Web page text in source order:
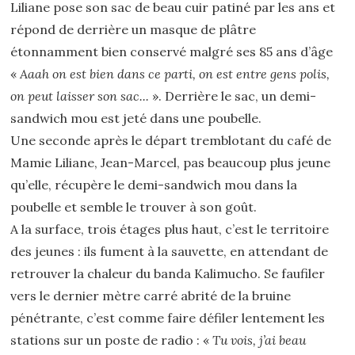
Liliane pose son sac de beau cuir patiné par les ans et
répond de derrière un masque de plâtre
étonnamment bien conservé malgré ses 85 ans d’âge
« Aaah on est bien dans ce parti, on est entre gens polis,
on peut laisser son sac... ». Derrière le sac, un demi-
sandwich mou est jeté dans une poubelle.
Une seconde après le départ tremblotant du café de
Mamie Liliane, Jean-Marcel, pas beaucoup plus jeune
qu’elle, récupère le demi-sandwich mou dans la
poubelle et semble le trouver à son goût.
A la surface, trois étages plus haut, c’est le territoire
des jeunes : ils fument à la sauvette, en attendant de
retrouver la chaleur du banda Kalimucho. Se faufiler
vers le dernier mètre carré abrité de la bruine
pénétrante, c’est comme faire défiler lentement les
stations sur un poste de radio : « Tu vois, j’ai beau